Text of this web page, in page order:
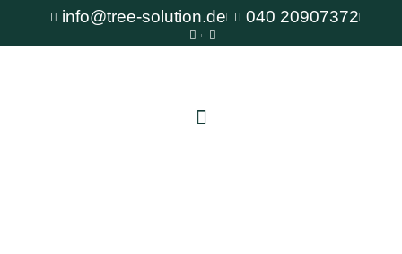
info@tree-solution.de 040 20907372